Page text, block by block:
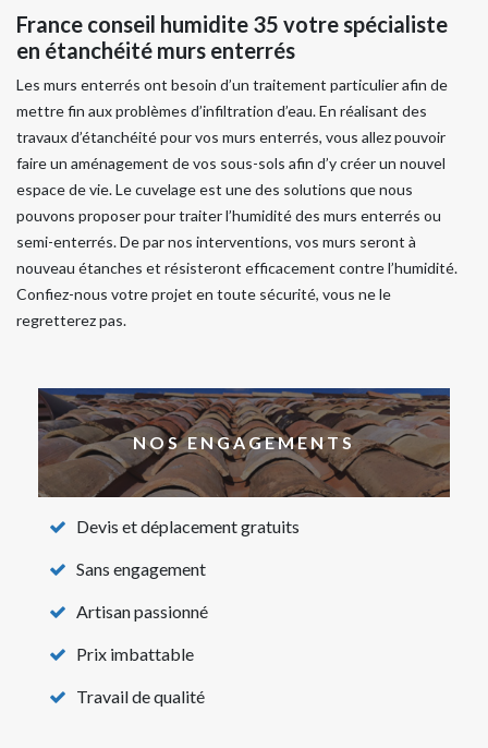
France conseil humidite 35 votre spécialiste
en étanchéité murs enterrés
Les murs enterrés ont besoin d’un traitement particulier afin de
mettre fin aux problèmes d’infiltration d’eau. En réalisant des
travaux d’étanchéité pour vos murs enterrés, vous allez pouvoir
faire un aménagement de vos sous-sols afin d’y créer un nouvel
espace de vie. Le cuvelage est une des solutions que nous
pouvons proposer pour traiter l’humidité des murs enterrés ou
semi-enterrés. De par nos interventions, vos murs seront à
nouveau étanches et résisteront efficacement contre l’humidité.
Confiez-nous votre projet en toute sécurité, vous ne le
regretterez pas.
NOS ENGAGEMENTS
Devis et déplacement gratuits
Sans engagement
Artisan passionné
Prix imbattable
Travail de qualité